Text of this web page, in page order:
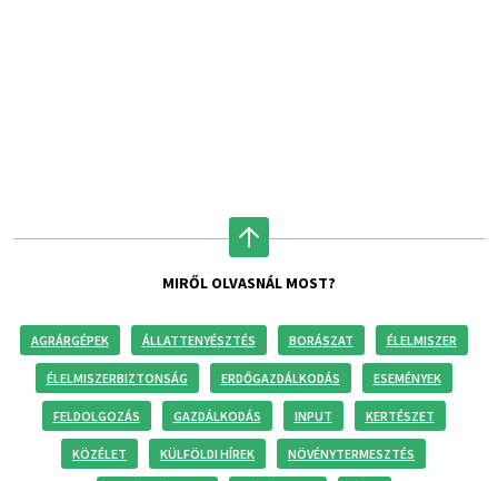
MIRŐL OLVASNÁL MOST?
AGRÁRGÉPEK ÁLLATTENYÉSZTÉS BORÁSZAT ÉLELMISZER
ÉLELMISZERBIZTONSÁG ERDŐGAZDÁLKODÁS ESEMÉNYEK
FELDOLGOZÁS GAZDÁLKODÁS INPUT KERTÉSZET
KÖZÉLET KÜLFÖLDI HÍREK NÖVÉNYTERMESZTÉS